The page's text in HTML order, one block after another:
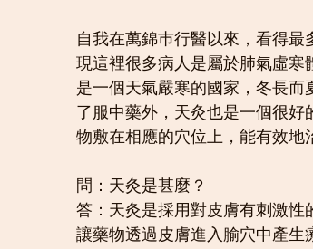
自我在萬錦巿行醫以來，看得
現這裡很多病人是屬於肺氣虛寒
是一個天氣嚴寒的國家，冬長
了服中藥外，天灸也是一個很
物敷在相應的穴位上，能有效地
問：天灸是甚麼？
答：天灸是採用對皮膚有刺激性
讓藥物透過皮膚進入腧穴中產